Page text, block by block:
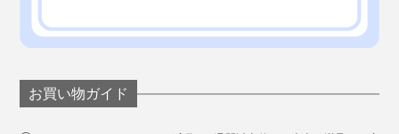
お買い物ガイド